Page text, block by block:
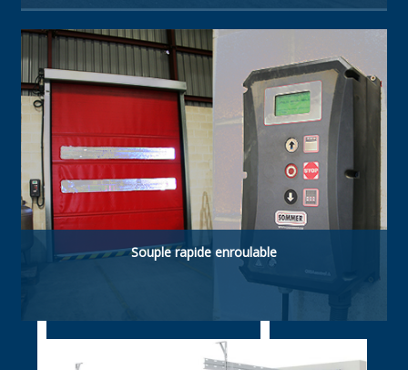
Type de porte à haute technologie. Fabriquée
avec panneaux sandwich isolés acier-
polyuréthane de 40 mm. Résistante, à haute
isolation thermique et étanche.
Souple rapide enroulable
Souple rapide enroulable. ldéelle pour
applications agroalimentaires